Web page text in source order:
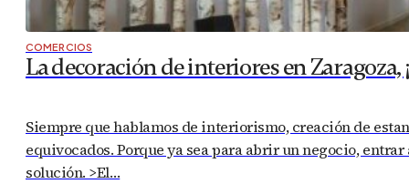
COMERCIOS
La decoración de interiores en Zaragoza,
Siempre que hablamos de interiorismo, creación de
equivocados. Porque ya sea para abrir un negocio,
solución. >El…